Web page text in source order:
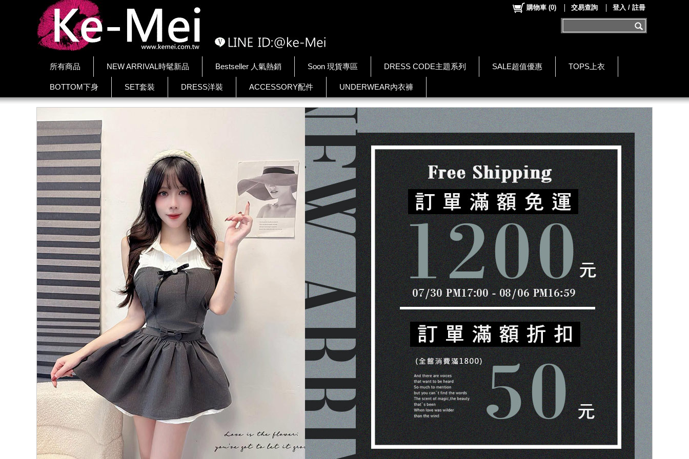
所有商品 NEW ARRIVAL時髦新品 Bestseller 人氣熱銷 Soon 現貨專區 DRESS CODE主題系列 SALE超值優惠 TOPS上衣
BOTTOM下身 SET套裝 DRESS洋裝 ACCESSORY配件 UNDERWEAR內衣褲
購物車 (0) 交易查詢 登入 / 註冊